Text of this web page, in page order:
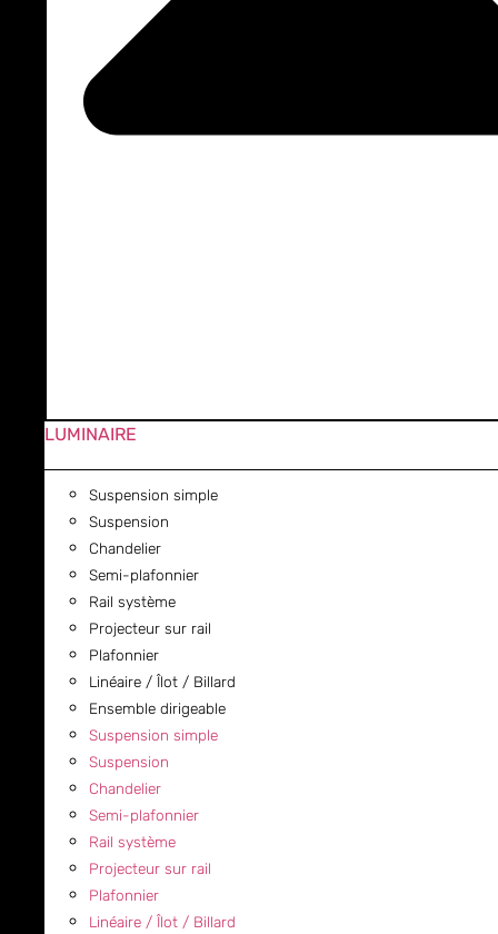
LUMINAIRE
Suspension simple
Suspension
Chandelier
Semi-plafonnier
Rail système
Projecteur sur rail
Plafonnier
Linéaire / Îlot / Billard
Ensemble dirigeable
Suspension simple
Suspension
Chandelier
Semi-plafonnier
Rail système
Projecteur sur rail
Plafonnier
Linéaire / Îlot / Billard